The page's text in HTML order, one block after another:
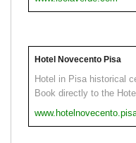
Hotel Novecento Pisa
Hotel in Pisa historical
Book directly to the